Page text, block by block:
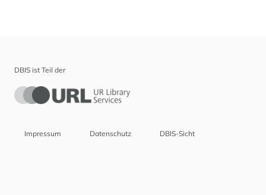
DBIS ist Teil der
Impressum Datenschutz DBIS-Sicht